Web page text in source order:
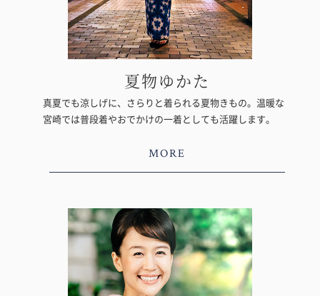
夏物ゆかた
真夏でも涼しげに、さらりと着られる夏物きもの。温暖な
宮崎では普段着やおでかけの一着としても活躍します。
MORE